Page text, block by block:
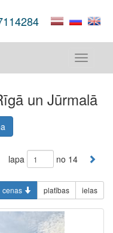
Toggle
un Jūrmalā
lapa no 14
cenas platības ielas